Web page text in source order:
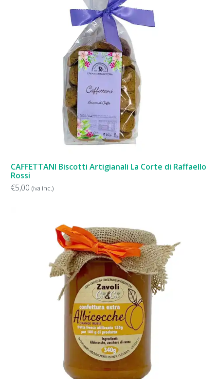
CAFFETTANI Biscotti Artigianali La Corte di Raffaello
Rossi
€5,00 (iva inc.)